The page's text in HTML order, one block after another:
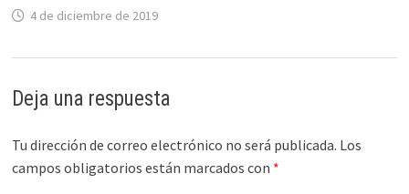
4 de diciembre de 2019
Deja una respuesta
Tu dirección de correo electrónico no será publicada. Los
campos obligatorios están marcados con *